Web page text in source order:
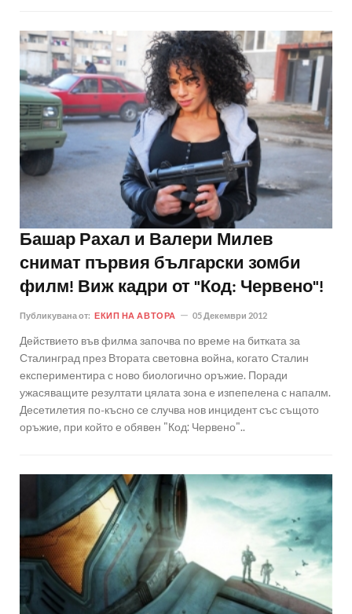
Башар Рахал и Валери Милев
снимат първия български зомби
филм! Виж кадри от "Код: Червено"!
Публикувана от: ЕКИП НА АВТОРА 05 Декември 2012
Действието във филма започва по време на битката за
Сталинград през Втората световна война, когато Сталин
експериментира с ново биологично оръжие. Поради
ужасяващите резултати цялата зона е изпепелена с напалм.
Десетилетия по-късно се случва нов инцидент със същото
оръжие, при който е обявен "Код: Червено"..